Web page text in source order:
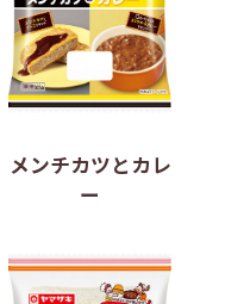
メンチカツとカレ
ー